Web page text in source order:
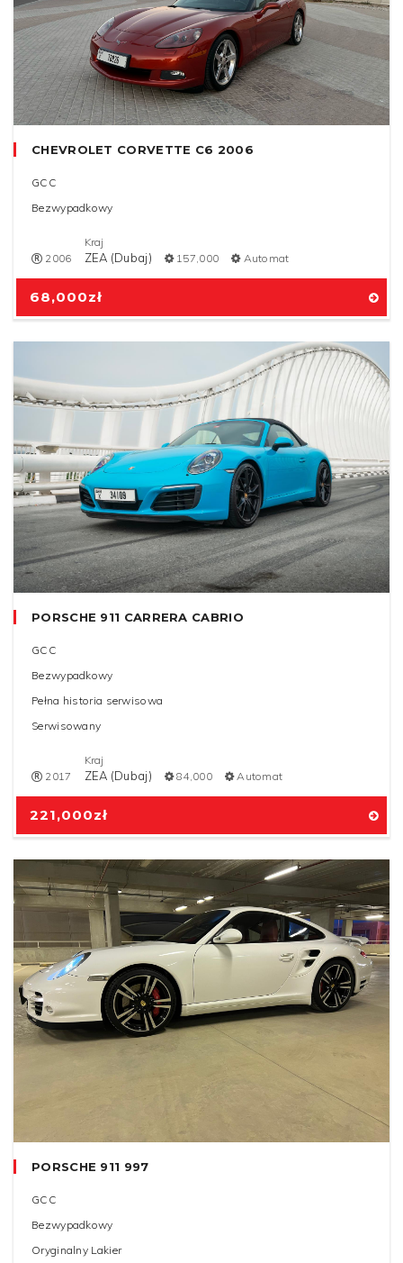
68,000zł
CHEVROLET CORVETTE C6 2006
GCC
Bezwypadkowy
2006
Kraj
ZEA (Dubaj) 157,000 Automat
221,000zł
PORSCHE 911 CARRERA CABRIO
GCC
Bezwypadkowy
Pełna historia serwisowa
Serwisowany
2017
Kraj
ZEA (Dubaj) 84,000 Automat
PORSCHE 911 997
GCC
Bezwypadkowy
Oryginalny Lakier